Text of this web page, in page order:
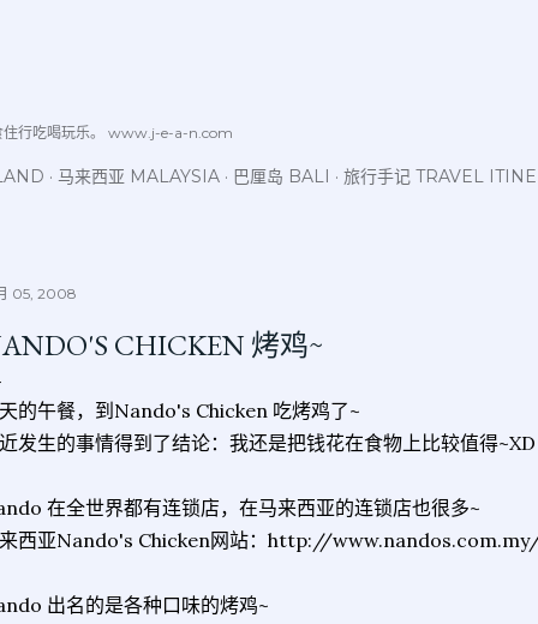
住行吃喝玩乐。 www.j-e-a-n.com
马来西亚 MALAYSIA 巴厘岛 BALI 旅行手记 TRAVEL
05, 2008
CHICKEN 烤鸡~
的午餐，到Nando's Chicken 吃烤鸡了~
发生的事情得到了结论：我还是把钱花在食物上比较值得~XD
在全世界都有连锁店，在马来西亚的连锁店也很多~
西亚Nando's Chicken网站：http://
出名的是各种口味的烤鸡~